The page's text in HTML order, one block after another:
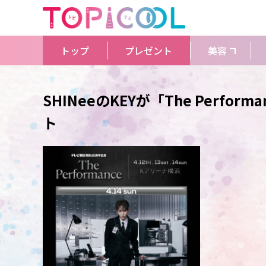
トップ プレゼント 美容
SHINeeのKEYが「The
ト